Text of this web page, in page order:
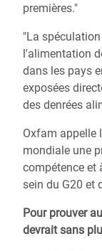
premières."
"La
l'alimentation
dans les pays
exposées
des denrées
Oxfam appelle
mondiale une
compétence et
sein du G20 et
Pour prouver
devrait sans